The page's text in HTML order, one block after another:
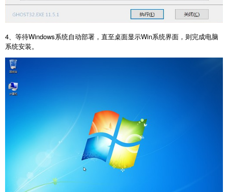
4、等待Windows系统自动部署，直至桌面显示Win系统界面，则完成电脑
系统安装。